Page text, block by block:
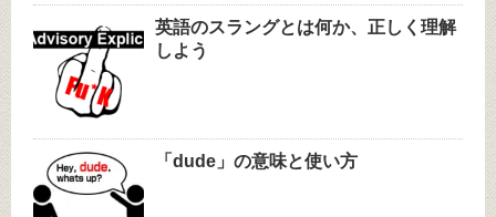
英語のスラングとは何か、正しく理解
しよう
「dude」の意味と使い方